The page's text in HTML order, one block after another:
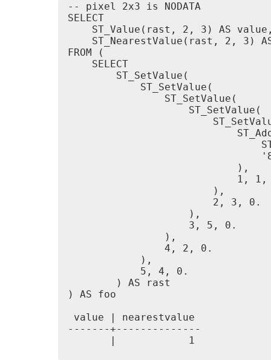
-- pixel 2x3 is NODATA
SELECT
ST_Value(rast, 2, 3) AS
ST_NearestValue(rast, 2, 3)
FROM (
    SELECT
        ST_SetValue(
            ST_SetValue(
                ST_SetValue(
                    ST_SetValue(
                            ),
1, 1,
                        ),
                        2, 3, 0.
                    ),
                    3, 5, 0.
                ),
                4, 2, 0.
            ),
            5, 4, 0.
        ) AS rast
) AS foo
value | nearestvalue
-------+--------------
       |            1